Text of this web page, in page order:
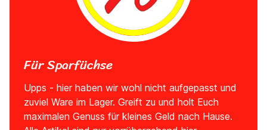
Für Sparfüchse
Upps - hier haben wir wohl nicht aufgepasst und
zuviel Ware im Lager. Greift zu und holt Euch
maximalen Genuss für kleines Geld nach Hause.